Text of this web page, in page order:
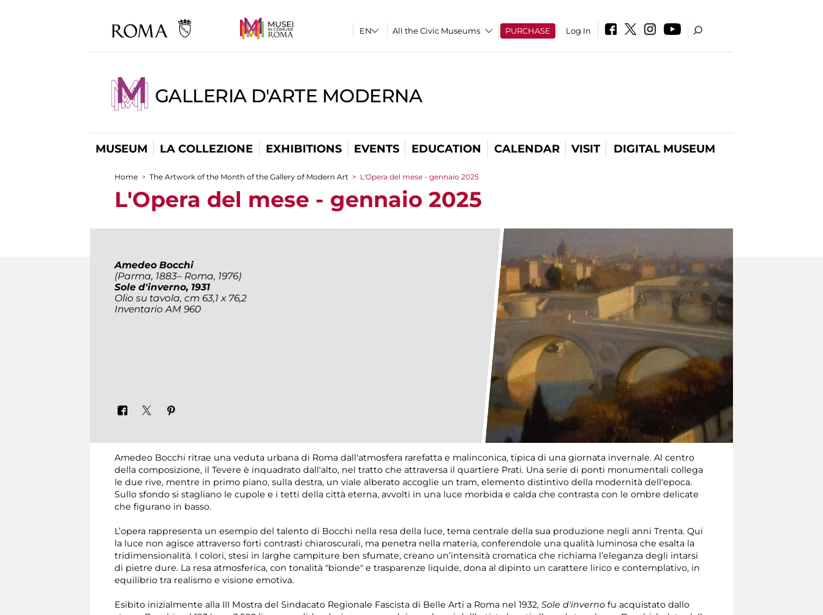
All the Civic Museums PURCHASE Log In
GALLERIA D'ARTE MODERNA
MUSEUM LA COLLEZIONE EXHIBITIONS EVENTS EDUCATION CALENDAR VISIT DIGITAL MUSEUM
You are here
Home > The Artwork of the Month of the Gallery of Modern Art > L'Opera del mese - gennaio 2025
L'Opera del mese - gennaio 2025
Amedeo Bocchi
(Parma, 1883– Roma, 1976)
Sole d'inverno, 1931
Olio su tavola, cm 63,1 x 76,2
Inventario AM 960
Amedeo Bocchi ritrae una veduta urbana di Roma dall'atmosfera rarefatta e malinconica, tipica di una giornata invernale. Al centro
della composizione, il Tevere è inquadrato dall'alto, nel tratto che attraversa il quartiere Prati. Una serie di ponti monumentali collega
le due rive, mentre in primo piano, sulla destra, un viale alberato accoglie un tram, elemento distintivo della modernità dell'epoca.
Sullo sfondo si stagliano le cupole e i tetti della città eterna, avvolti in una luce morbida e calda che contrasta con le ombre delicate
che figurano in basso.
L’opera rappresenta un esempio del talento di Bocchi nella resa della luce, tema centrale della sua produzione negli anni Trenta. Qui
la luce non agisce attraverso forti contrasti chiaroscurali, ma penetra nella materia, conferendole una qualità luminosa che esalta la
tridimensionalità. I colori, stesi in larghe campiture ben sfumate, creano un’intensità cromatica che richiama l’eleganza degli intarsi
di pietre dure. La resa atmosferica, con tonalità "bionde" e trasparenze liquide, dona al dipinto un carattere lirico e contemplativo, in
equilibrio tra realismo e visione emotiva.
Esibito inizialmente alla III Mostra del Sindacato Regionale Fascista di Belle Arti a Roma nel 1932, Sole d'inverno fu acquistato dallo